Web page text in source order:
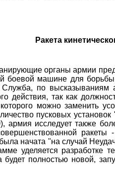
Ракета
органы армии
боевой машине для
по высказываниям
действия, так как
которого можно заменить
пусковых установок
армия исследует также
ракеты
начата "на случай
уделяется разработке
будет полностью новой,